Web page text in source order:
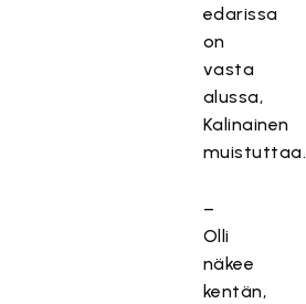
edarissa
on
vasta
alussa,
Kalinainen
muistuttaa.
–
Olli
näkee
kentän,